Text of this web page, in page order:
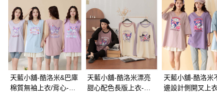
1.本服務係由「台灣大哥大股份有限公司」（以下簡稱本公司）所提供，讓
用戶於交易時，得透過本服務購買商品或服務，並由商店將買賣／分期付款
買賣價金債權讓與本公司後，依約使用本公司帳單繳交帳款。
2.基於同意付款使用「大哥付你分期」之契約關係目的，商店將以您的個人
資料（包含姓名、電話或地址）提供予台灣大哥大進項蒐集、處理及利用，
由本公司與您本人進行分期帳單所需資料之確認、核對及更正。
3.完整用戶服務條款，請詳閱以下連結：
https://oppay.tw/userRule
付款後萊爾富取貨
每筆NT$8,888，滿NT$8,888(含以上)免運費
7-11取貨付款
每筆NT$80，滿NT$1,000(含以上)免運費
付款後7-11取貨
每筆NT$80，滿NT$1,000(含以上)免運費
天藍小舖-酷洛米&巴庫
棉質無袖上衣/背心-共
天藍小舖-酷洛米漂亮
甜心配色長版上衣-共3
天藍小舖-酷洛米
邊設計側開叉上